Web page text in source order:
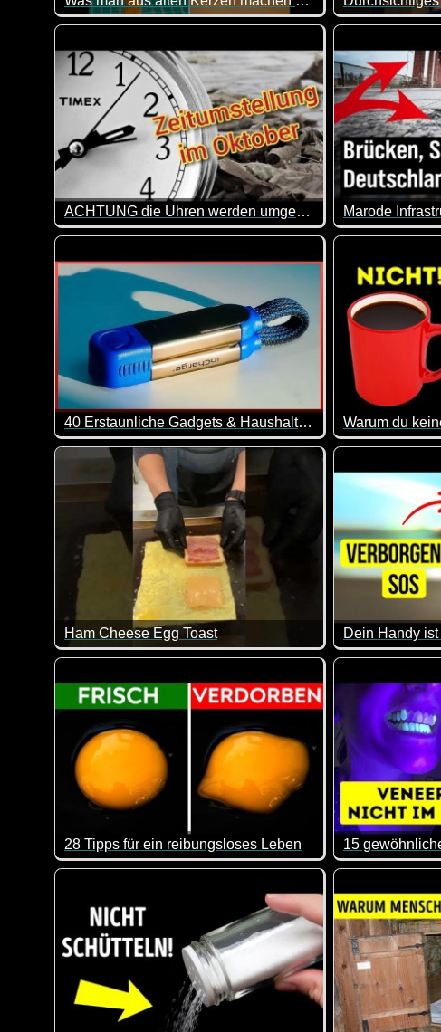
Wenn man Zeit und Muße hat, ist das doch eine tolle Idee.
Da muss man
ACHTUNG die Uhren werden umgestellt - Zeitumstellung auf die Winterzeit im Oktober 2023
Heute Nacht werden mal wieder die Uhren auf Winterzeit
Deutschlands
40 Erstaunliche Gadgets & Haushaltsgeräte Von Amazon -5
40 interessante Gadgets, die dein Leben leichter machen
Ham Cheese Egg Toast
Nicht funny, aber ich hab jetzt Hunger :-) Es machtWenn du mal
28 Tipps für ein reibungsloses Leben
Das sind doch mal wieder ein paar interessante Tipps.
Hier erhältst